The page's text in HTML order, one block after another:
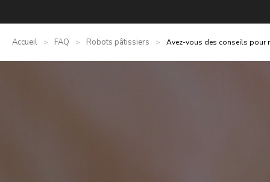
Accueil > FAQ > Robots pâtissiers > Avez-vous des conseils pour